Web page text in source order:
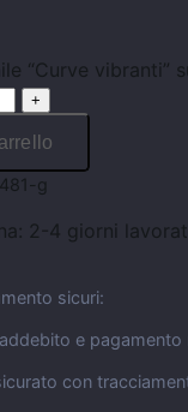
“Curve vibranti”
g
2-4 giorni
sicuri:
e pagamento
con